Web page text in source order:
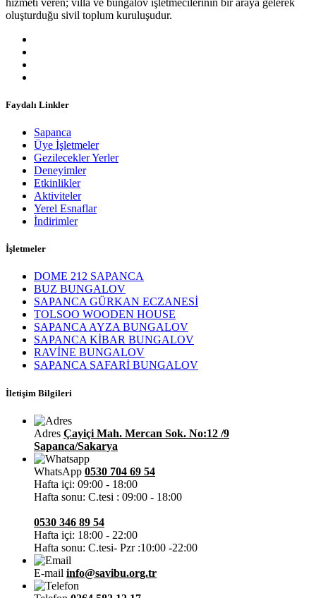
oluşturduğu sivil toplum kuruluşudur.
Faydalı Linkler
Sapanca
Üye İşletmeler
Gezilecekler Yerler
Deneyimler
Etkinlikler
Aktiviteler
Yerel Esnaflar
İndirimler
İşletmeler
DOME 212 SAPANCA
BUZ BUNGALOV
SAPANCA GÜRKAN ECZANESİ
TOLSOO WOODEN HOUSE
SAPANCA AYZA BUNGALOV
SAPANCA KİBAR BUNGALOV
RAVİNE BUNGALOV
SAPANCA SAFARİ BUNGALOV
İletişim Bilgileri
Adres Çayiçi Mah. Mercan Sok. No:12 /9
Sapanca/Sakarya
WhatsApp 0530 704 69 54
Hafta içi: 09:00 - 18:00
Hafta sonu: C.tesi : 09:00 - 18:00
0530 346 89 54
Hafta içi: 18:00 - 22:00
Hafta sonu: C.tesi- Pzr :10:00 -22:00
E-mail info@savibu.org.tr